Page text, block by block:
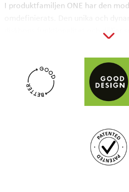
I produktfamiljen ONE har den
diskhons funktionalitet och döljer
prisvinnande teknik. På
i sin tur ger mer utrymme för
Det höjer funktionaliteten hos hela
ONE-diskhoarna är utrustade med
Tack vare installationsmetoden
extremt snabb och enkel att